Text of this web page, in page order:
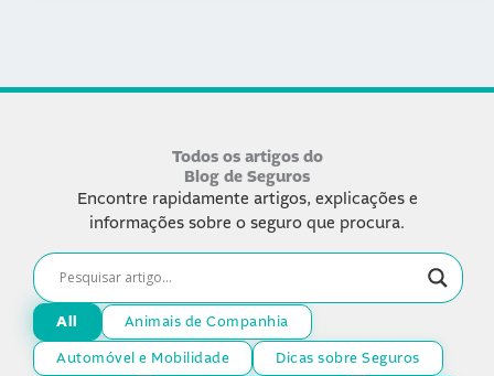
Todos os artigos do
Blog de Seguros
Encontre rapidamente artigos, explicações e
informações sobre o seguro que procura.
Animais de Companhia
Automóvel e Mobilidade
Dicas sobre Seguros
All